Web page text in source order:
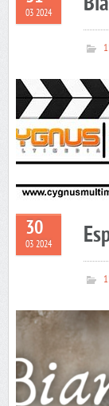
03 2024
30
03 2024